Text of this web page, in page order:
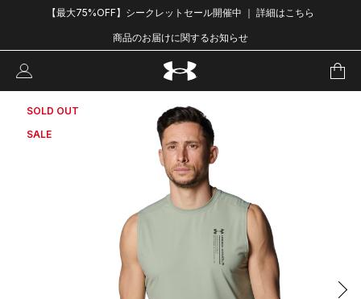
【最大75%OFF】シークレットセール開催中 ｜ 詳細はこちら
商品のお届けに関するお知らせ
SOLD OUT
SALE